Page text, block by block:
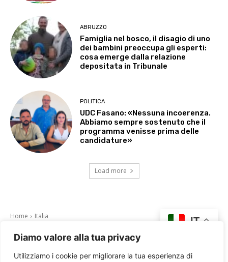
Diamo valore alla tua privacy
Utilizziamo i cookie per migliorare la tua esperienza di
ABRUZZO
Famiglia nel bosco, il disagio di uno
dei bambini preoccupa gli esperti:
cosa emerge dalla relazione
depositata in Tribunale
POLITICA
UDC Fasano: «Nessuna incoerenza.
Abbiamo sempre sostenuto che il
programma venisse prima delle
candidature»
Load more